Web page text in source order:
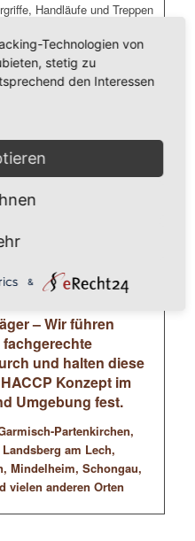
Handläufe und Treppen
Telefone, Schränke
Gebäudereiniger
eine flächendeckende
Bereich (Nebel) durch, die
reduziert. Dafür
der Luft verwirbeln.
Raumluft schnell und
– Wir führen
und halten diese
Konzept im
Umgebung fest.
Partenkirchen,
am Lech,
Mindelheim, Schongau,
vielen anderen Orten
Technologien von
stetig zu
den Interessen
&